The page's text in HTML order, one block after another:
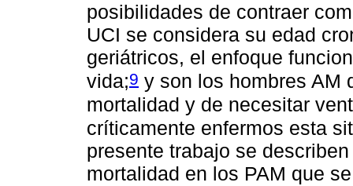
posibilidades de contraer
UCI se considera su edad
geriátricos, el enfoque
vida;9 y son los hombres AM
mortalidad y de necesitar
críticamente enfermos esta
presente trabajo se
mortalidad en los PAM que